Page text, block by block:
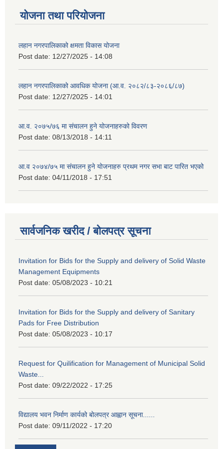
योजना तथा परियोजना
लहान नगरपालिकाको क्षमता विकास योजना
Post date: 12/27/2025 - 14:08
लहान नगरपालिकाको आवधिक योजना (आ.व. २०८२/८३-२०८६/८७)
Post date: 12/27/2025 - 14:01
आ.व. २०७५/७६ मा संचालन हुने योजनाहरुको विवरण
Post date: 08/13/2018 - 14:11
आ.व २०७४/७५ मा संचालन हुने योजनाहरु प्रथम नगर सभा बाट पारित भएको
Post date: 04/11/2018 - 17:51
सार्वजनिक खरीद / बोलपत्र सूचना
Invitation for Bids for the Supply and delivery of Solid Waste
Management Equipments
Post date: 05/08/2023 - 10:21
Invitation for Bids for the Supply and delivery of Sanitary
Pads for Free Distribution
Post date: 05/08/2023 - 10:17
Request for Quilification for Management of Municipal Solid
Waste...
Post date: 09/22/2022 - 17:25
विद्यालय भवन निर्माण कार्यको बोलपत्र आह्वान सूचना......
Post date: 09/11/2022 - 17:20